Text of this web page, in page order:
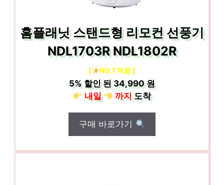
홈플래닛 스탠드형 리모컨 선풍기
NDL1703R NDL1802R
[ NO.7 제품 ]
5%할인 된34,990 원
내일
까지도착
구매 바로가기